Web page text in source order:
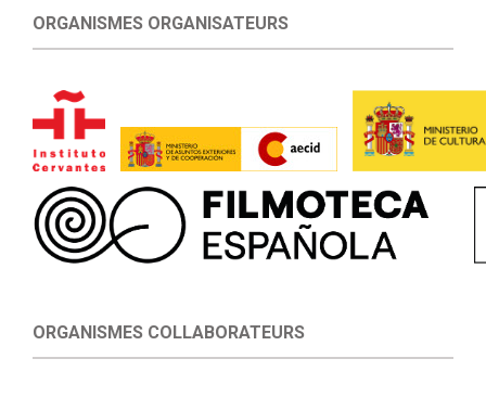
ORGANISMES ORGANISATEURS
ORGANISMES COLLABORATEURS